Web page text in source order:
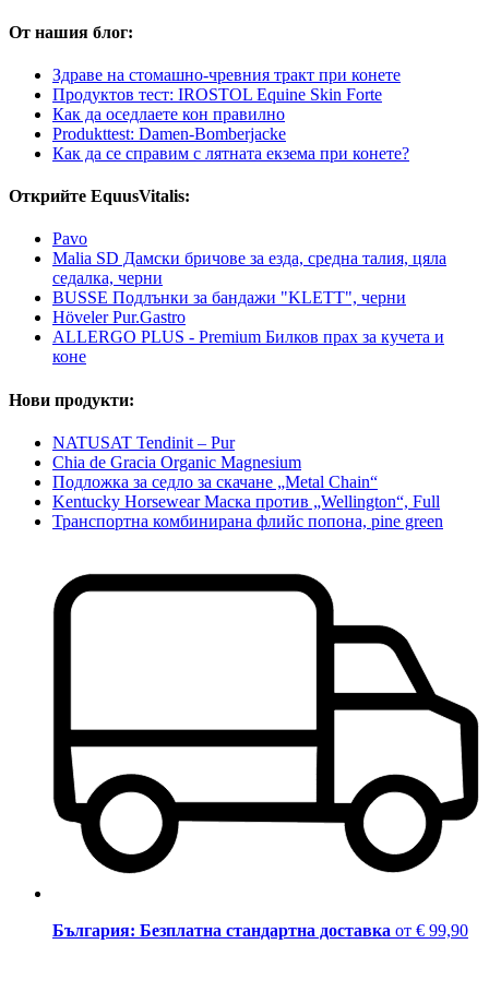
От нашия блог:
Здраве на стомашно-чревния тракт при конете
Продуктов тест: IROSTOL Equine Skin Forte
Как да оседлаете кон правилно
Produkttest: Damen-Bomberjacke
Как да се справим с лятната екзема при конете?
Открийте EquusVitalis:
Pavo
Malia SD Дамски бричове за езда, средна талия, цяла
седалка, черни
BUSSE Подлънки за бандажи "KLETT", черни
Höveler Pur.Gastro
ALLERGO PLUS - Premium Билков прах за кучета и
коне
Нови продукти:
NATUSAT Tendinit – Pur
Chia de Gracia Organic Magnesium
Подложка за седло за скачане „Metal Chain“
Kentucky Horsewear Маска против „Wellington“, Full
Транспортна комбинирана флийс попона, pine green
България: Безплатна стандартна доставка от € 99,90